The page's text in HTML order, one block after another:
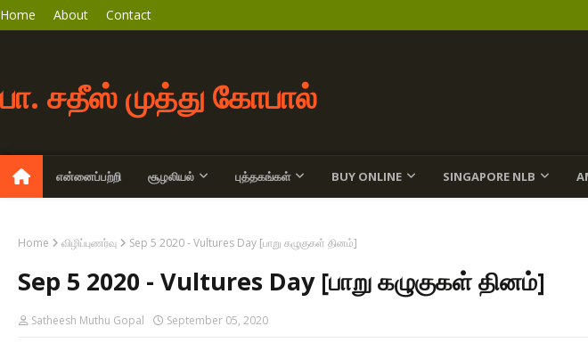
Home About Contact
பா. சதீஸ் முத்து கோபால்
என்னைப்பற்றி சூழலியல் புத்தகங்கள் BUY ONLINE SINGAPORE NLB
Home விழிப்புணர்வு Sep 5 2020 - Vultures Day [பாறு கழுகுகள் தினம்]
Sep 5 2020 - Vultures Day [பாறு கழுகுகள் தினம்]
Satheesh Muthu Gopal September 05, 2020